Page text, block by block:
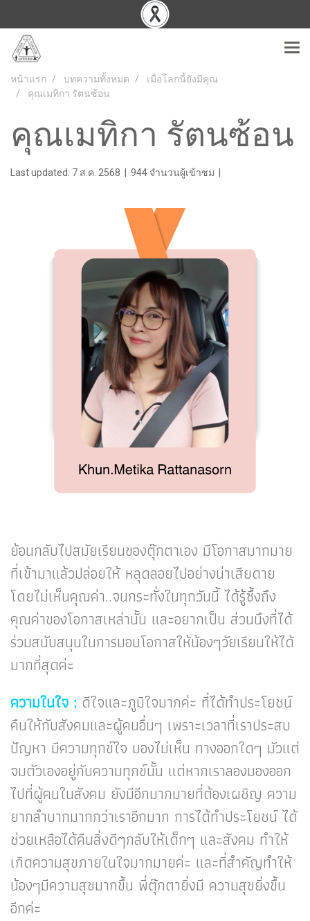
หน้าแรก บทความทั้งหมด
เมื่อโลกนี้ยังมีคุณ
คุณเมทิกา รัตนซ้อน
คุณเมทิกา รัตนซ้อน
Last updated: 7 ส.ค. 2568 944 จำนวนผู้เข้าชม
ย้อนกลับไปสมัยเรียนของตุ๊กตาเอง มีโอกาสมากมาย
ที่เข้ามาแล้วปล่อยให้ หลุดลอยไปอย่างน่าเสียดาย
โดยไม่เห็นคุณค่า..จนกระทั่งในทุกวันนี้ ได้รู้ซึ้งถึง
คุณค่าของโอกาสเหล่านั้น และอยากเป็น ส่วนนึงที่ได้
ร่วมสนับสนุนในการมอบโอกาสให้น้องๆวัยเรียนให้ได้
มากที่สุดค่ะ
ความในใจ : ดีใจและภูมิใจมากค่ะ ที่ได้ทำประโยชน์
คืนให้กับสังคมและผู้คนอื่นๆ เพราะเวลาที่เราประสบ
ปัญหา มีความทุกข์ใจ มองไม่เห็น ทางออกใดๆ มัวแต่
จมตัวเองอยู่กับความทุกข์นั้น แต่หากเราลองมองออก
ไปที่ผู้คนในสังคม ยังมีอีกมากมายที่ต้องเผชิญ ความ
ยากลำบากมากกว่าเราอีกมาก การได้ทำประโยชน์ ได้
ช่วยเหลือได้คืนสิ่งดีๆกลับให้เด็กๆ และสังคม ทำให้
เกิดความสุขภายในใจมากมายค่ะ และที่สำคัญทำให้
น้องๆมีความสุขมากขึ้น พี่ตุ๊กตายิ่งมี ความสุขยิ่งขึ้น
อีกค่ะ